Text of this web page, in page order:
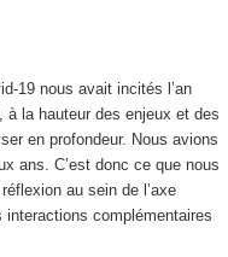
19 nous avait incités l’an
à la hauteur des enjeux et des
en profondeur. Nous avions
ans. C’est donc ce que nous
au sein de l’axe
complémentaires